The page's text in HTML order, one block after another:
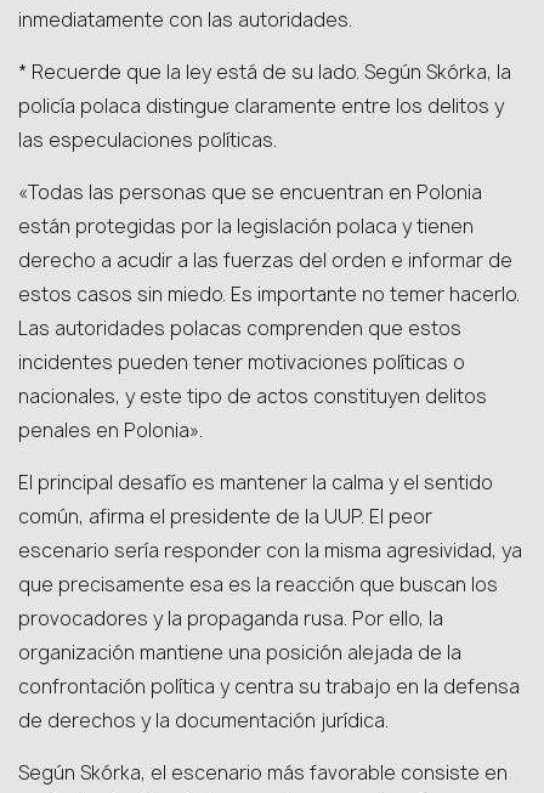
inmediatamente con las autoridades.
* Recuerde que la ley está de su lado. Según Skórka, la
policía polaca distingue claramente entre los delitos y
las especulaciones políticas.
«Todas las personas que se encuentran en Polonia
están protegidas por la legislación polaca y tienen
derecho a acudir a las fuerzas del orden e informar de
estos casos sin miedo. Es importante no temer hacerlo.
Las autoridades polacas comprenden que estos
incidentes pueden tener motivaciones políticas o
nacionales, y este tipo de actos constituyen delitos
penales en Polonia».
El principal desafío es mantener la calma y el sentido
común, afirma el presidente de la UUP. El peor
escenario sería responder con la misma agresividad, ya
que precisamente esa es la reacción que buscan los
provocadores y la propaganda rusa. Por ello, la
organización mantiene una posición alejada de la
confrontación política y centra su trabajo en la defensa
de derechos y la documentación jurídica.
Según Skórka, el escenario más favorable consiste en